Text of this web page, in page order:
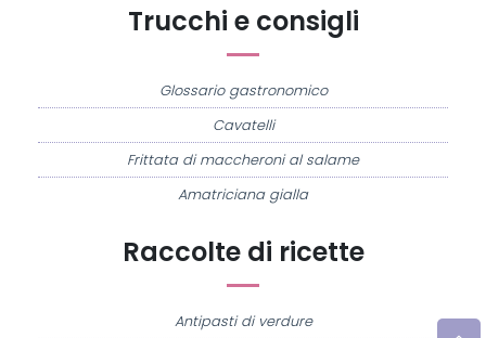
Raccolte di ricette
Antipasti di verdure
Trucchi e consigli
Glossario gastronomico
Cavatelli
Frittata di maccheroni al salame
Amatriciana gialla